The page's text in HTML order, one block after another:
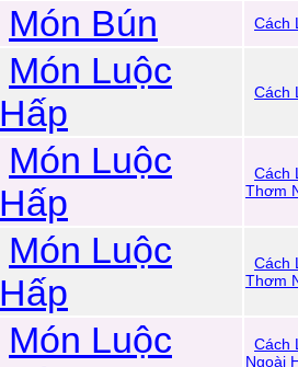
Món Bún Cách
Món Luộc
Hấp
Cách
Món Luộc
Hấp
Cách
Thơm
Món Luộc
Hấp
Cách
Thơm
Món Luộc
Cách
Ngoài